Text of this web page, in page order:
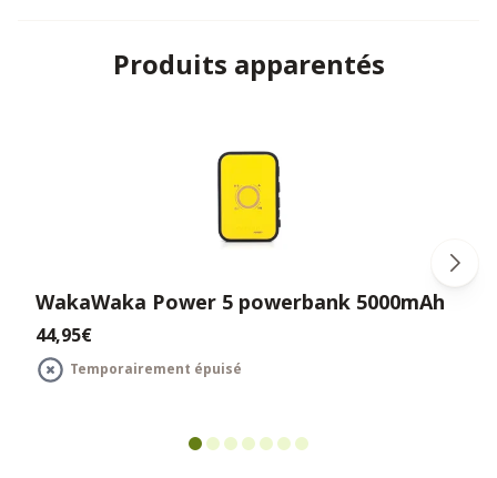
Produits apparentés
WakaWaka Power 5 powerbank 5000mAh
44,95€
Temporairement épuisé